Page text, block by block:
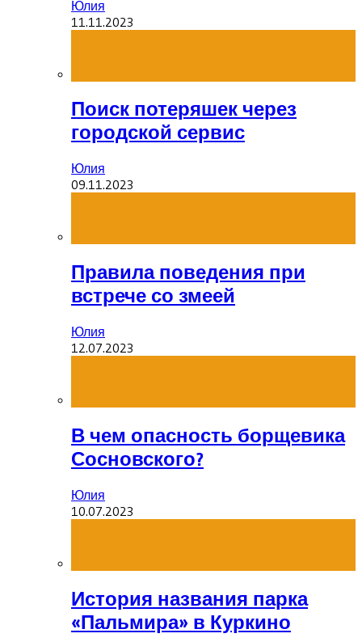
Юлия
11.11.2023
Поиск потеряшек через
городской сервис
Юлия
09.11.2023
Правила поведения при
встрече со змеей
Юлия
12.07.2023
В чем опасность борщевика
Сосновского?
Юлия
10.07.2023
История названия парка
«Пальмира» в Куркино